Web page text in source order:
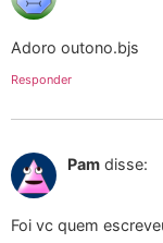
Adoro outono.bjs
Responder
Pam disse:
Foi vc quem